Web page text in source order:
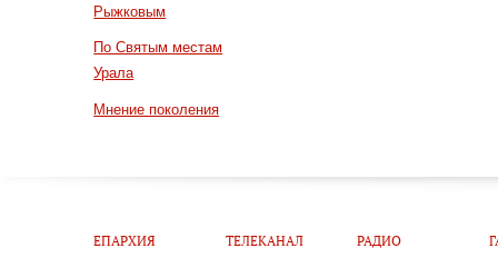
Рыжковым
По Святым местам
Урала
Мнение поколения
ЕПАРХИЯ
ТЕЛЕКАНАЛ
РАДИО